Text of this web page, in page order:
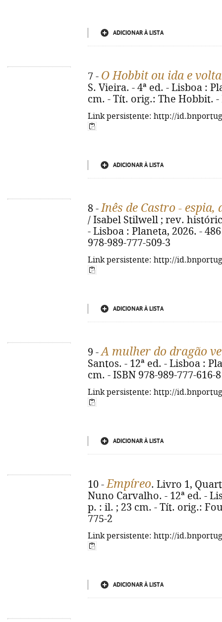
ADICIONAR À LISTA
7 - O Hobbit ou ida e volta
S. Vieira. - 4ª ed. - Lisboa :
cm. - Tít. orig.: The Hobbit. -
Link persistente: http://
ADICIONAR À LISTA
8 -Inês de Castro -
/ Isabel Stilwell ; rev.
- Lisboa : Planeta, 2026. -
978-989-777-509-3
Link persistente: http://
ADICIONAR À LISTA
9 -A mulher do dragão
Santos. - 12ª ed. - Lisboa :
cm. - ISBN 978-989-777-616-8
Link persistente: http://
ADICIONAR À LISTA
10 -Empíreo. Livro 1,
Nuno Carvalho. - 12ª ed. -
p. : il. ; 23 cm. - Tít. orig.:
775-2
Link persistente: http://
ADICIONAR À LISTA